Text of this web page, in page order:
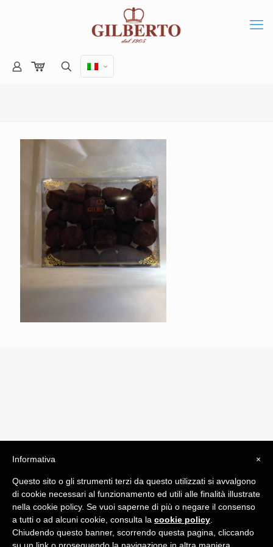
byComunicatori su Misura srl
Termini e Condizioni di Vendita - Terms and Conditions
ITA:
ENG:
×
Informativa
Questo sito o gli strumenti terzi da questo utilizzati si avvalgono
di cookie necessari al funzionamento ed utili alle finalità illustrate
nella cookie policy. Se vuoi saperne di più o negare il consenso
a tutti o ad alcuni cookie, consulta la cookie policy
Chiudendo questo banner, scorrendo questa pagina, cliccando